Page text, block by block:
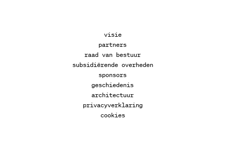
visie
partners
raad van bestuur
subsidiërende overheden
sponsors
geschiedenis
architectuur
privacyverklaring
cookies